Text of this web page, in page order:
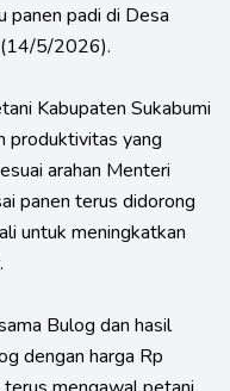
panen padi di Desa
(14/5/2026).
Kabupaten Sukabumi
produktivitas yang
arahan Menteri
panen terus didorong
untuk meningkatkan
Bulog dan hasil
dengan harga Rp